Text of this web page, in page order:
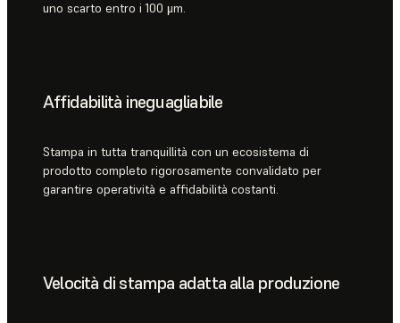
uno scarto entro i 100 μm.
Affidabilità ineguagliabile
Stampa in tutta tranquillità con un ecosistema di
prodotto completo rigorosamente convalidato per
garantire operatività e affidabilità costanti.
Velocità di stampa adatta alla produzione